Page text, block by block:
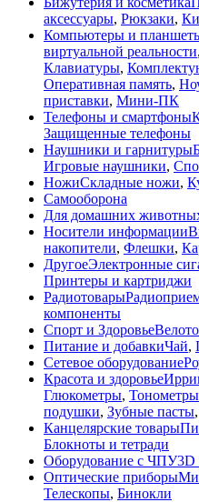
аксессуары, Рюкзаки,
Компьютеры и
виртуальной реальности,
Клавиатуры,
Оперативная память,
приставки, Мини-ПК
Телефоны и смартфоны
Защищенные телефоны
Наушники и гарнитуры
Игровые наушники,
НожиСкладные ножи,
Самооборона
Для домашних
Носители информации
накопители, Флешки,
ДругоеЭлектронные
Принтеры и картриджи
Радиотовары
компоненты
Спорт и Здоровье
Питание и добавкиЧай,
Сетевое оборудование
Красота и здоровье
Глюкометры, Тонометры
подушки, Зубные пасты,
Канцелярские товары
Блокноты и тетради
Оборудование с ЧПУ3D
Оптические приборы
Телескопы, Бинокли